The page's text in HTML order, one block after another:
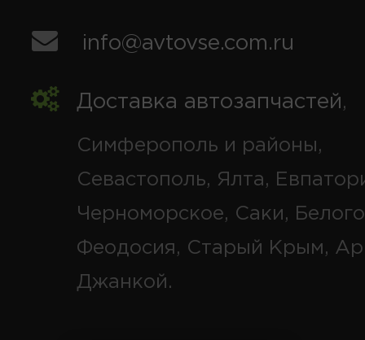
info@avtovse.com.ru
Доставка автозапчастей,
Симферополь и районы,
Севастополь, Ялта,
Черноморское, Саки,
Феодосия, Старый Крым,
Джанкой.